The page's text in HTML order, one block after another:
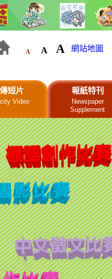
A A A 網站地圖
短片
Video
報紙特刊
Newspaper
Supplement